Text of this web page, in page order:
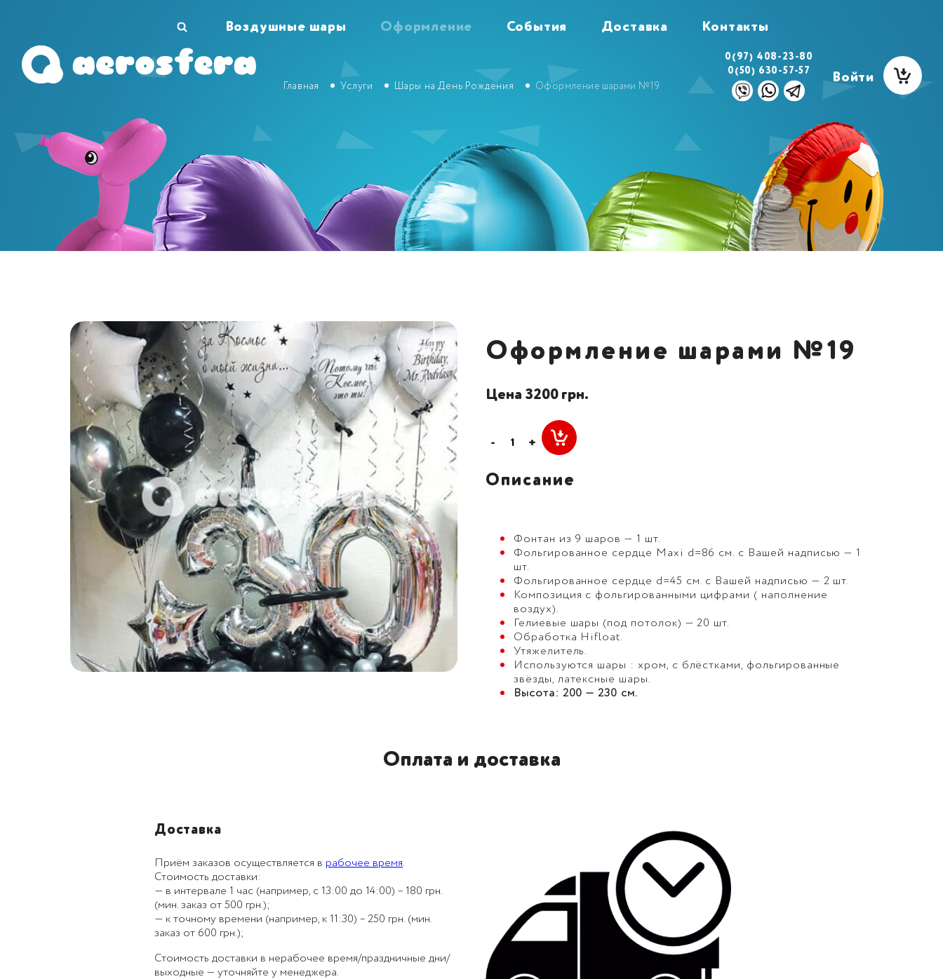
Воздушные шары Оформление События Доставка Контакты
0(97) 408-23-80
0(50) 630-57-57
Войти
Главная Услуги Шары на День Рождения Оформление шарами №19
Оформление шарами №19
Цена 3200 грн.
- +
Описание
Фонтан из 9 шаров — 1 шт.
Фольгированное сердце Maxi d=86 см. с Вашей надписью — 1
шт.
Фольгированное сердце d=45 см. с Вашей надписью — 2 шт.
Композиция с фольгированными цифрами ( наполнение
воздух).
Гелиевые шары (под потолок) — 20 шт.
Обработка Hifloat.
Утяжелитель.
Используются шары : хром, с блёстками, фольгированные
звёзды, латексные шары.
Высота: 200 — 230 см.
Оплата и доставка
Доставка
Приём заказов осуществляется в рабочее время.
Стоимость доставки:
— в интервале 1 час (например, с 13:00 до 14:00) – 180 грн.
(мин. заказ от 500 грн.);
— к точному времени (например, к 11:30) – 250 грн. (мин.
заказ от 600 грн.);
Стоимость доставки в нерабочее время/праздничные дни/
выходные — уточняйте у менеджера.